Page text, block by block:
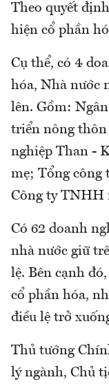
Theo quyết
hiện cổ phần
Cụ thể, có 4
hóa, Nhà nước
lên. Gồm:
triển nông thôn
nghiệp Than -
mẹ; Tổng công
Công ty TNHH
Có 62 doanh
nhà nước giữ
lệ. Bên cạnh
cổ phần hóa,
điều lệ trở
Thủ tướng
lý ngành, Chủ